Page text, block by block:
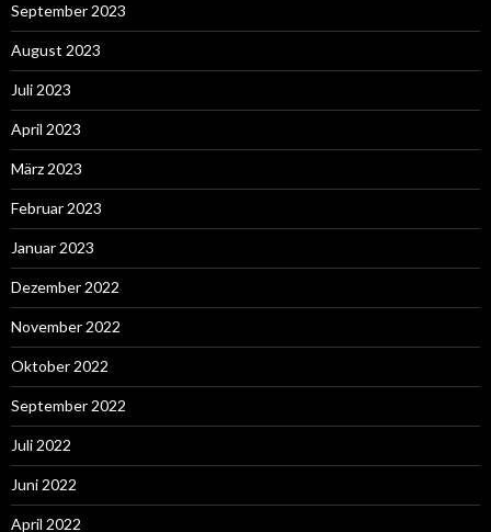
September 2023
August 2023
Juli 2023
April 2023
März 2023
Februar 2023
Januar 2023
Dezember 2022
November 2022
Oktober 2022
September 2022
Juli 2022
Juni 2022
April 2022